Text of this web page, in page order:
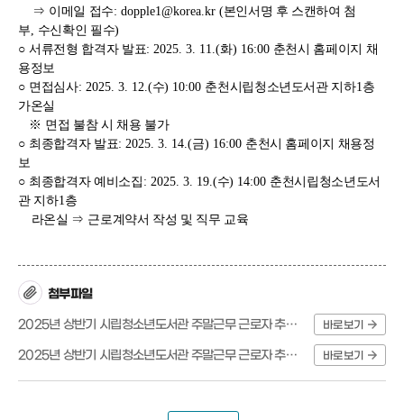
⇒ 이메일 접수: dopple1@korea.kr (본인서명 후 스캔하여 첨
부, 수신확인 필수)
○ 서류전형 합격자 발표: 2025. 3. 11.(화) 16:00 춘천시 홈페이지 채
용정보
○ 면접심사: 2025. 3. 12.(수) 10:00 춘천시립청소년도서관 지하1층
가온실
※ 면접 불참 시 채용 불가
○ 최종합격자 발표: 2025. 3. 14.(금) 16:00 춘천시 홈페이지 채용정
보
○ 최종합격자 예비소집 : 2025. 3. 19.(수) 14:00 춘천시립청소년도서
관 지하1층
라온실 ⇒ 근로계약서 작성 및 직무 교육
첨부파일
2025년 상반기 시립청소년도서관 주말근무 근로자 추가 채용공고.hwp
바로보기
2025년 상반기 시립청소년도서관 주말근무 근로자 추가 채용 제출서류 양식.hwp 바로보기